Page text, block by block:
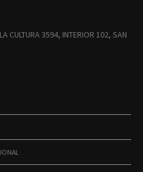
CULTURA 3594, INTERIOR 102, SAN